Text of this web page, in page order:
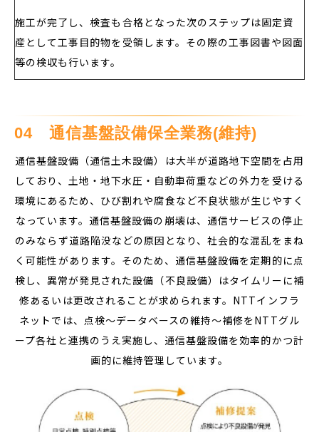
施工が完了し、検査も合格となった次のステップは固定資
産として工事目的物を受領します。その際の工事図書や図面
等の検収も行います。
04　通信基盤設備保全業務(維持)
通信基盤設備（通信土木設備）は大半が道路地下空間を占用
しており、土地・地下水圧・自動車荷重などの外力を受ける
環境にあるため、ひび割れや腐食など不良状態が生じやすく
なっています。通信基盤設備の崩壊は、通信サービスの停止
のみならず道路陥没などの原因となり、社会的な混乱をまね
く可能性があります。そのため、通信基盤設備を定期的に点
検し、異常が発見された設備（不良設備）はタイムリーに補
修あるいは更改されることが求められます。NTTインフラ
ネットでは、点検～データベースの維持～補修をNTTグル
ープ各社と連携のうえ実施し、通信基盤設備を効率的かつ計
画的に維持管理しています。